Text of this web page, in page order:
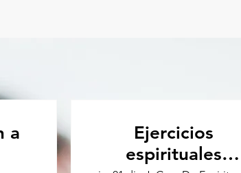
a
Ejercicios
espirituales